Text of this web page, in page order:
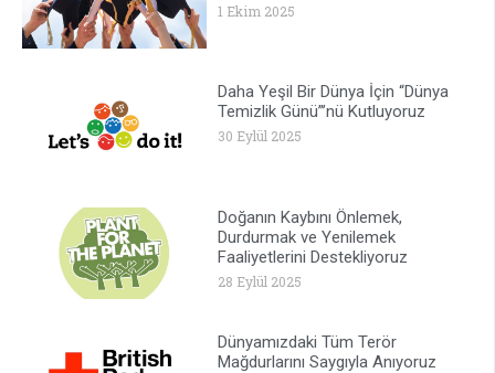
1 Ekim 2025
Daha Yeşil Bir Dünya İçin “Dünya
Temizlik Günü”’nü Kutluyoruz
30 Eylül 2025
Doğanın Kaybını Önlemek,
Durdurmak ve Yenilemek
Faaliyetlerini Destekliyoruz
28 Eylül 2025
Dünyamızdaki Tüm Terör
Mağdurlarını Saygıyla Anıyoruz